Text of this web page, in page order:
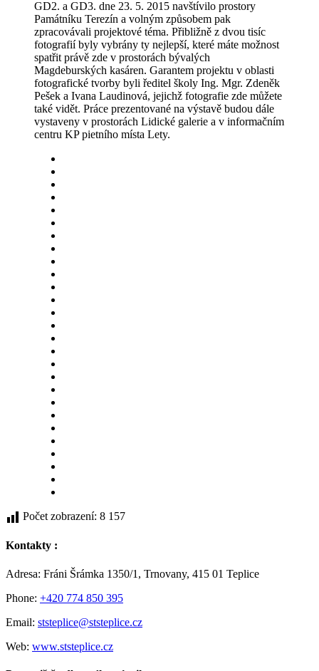
GD2. a GD3. dne 23. 5. 2015 navštívilo prostory
Památníku Terezín a volným způsobem pak
zpracovávali projektové téma. Přibližně z dvou tisíc
fotografií byly vybrány ty nejlepší, které máte možnost
spatřit právě zde v prostorách bývalých
Magdeburských kasáren. Garantem projektu v oblasti
fotografické tvorby byli ředitel školy Ing. Mgr. Zdeněk
Pešek a Ivana Laudinová, jejichž fotografie zde můžete
také vidět. Práce prezentované na výstavě budou dále
vystaveny v prostorách Lidické galerie a v informačním
centru KP pietního místa Lety.
Počet zobrazení: 8 157
Kontakty :
Adresa: Fráni Šrámka 1350/1, Trnovany, 415 01 Teplice
Phone: +420 774 850 395
Email: ststeplice@ststeplice.cz
Web: www.ststeplice.cz